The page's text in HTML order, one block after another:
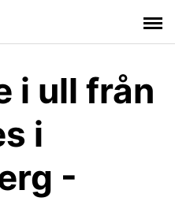
i ull från
i
-